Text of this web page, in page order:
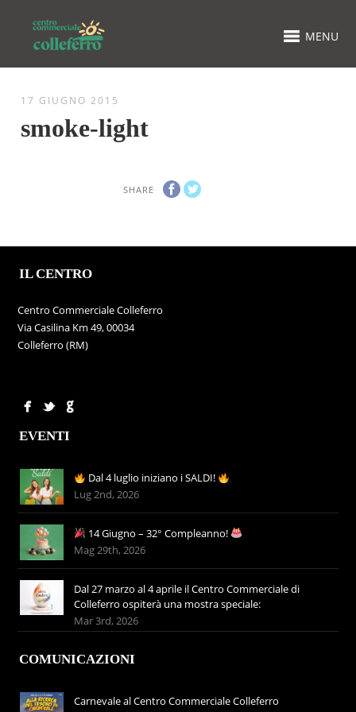
MENU
17 GIUGNO 2015
smoke-light
SHARE
IL CENTRO
Centro Commerciale Colleferro
Via Casilina Km 49, 00034
Colleferro (RM)
EVENTI
Dal 4 luglio iniziano i SALDI!
Lug 2nd, 2026
14 Giugno – 32° Compleanno!
Mag 29th, 2026
Dal 27 marzo al 4 aprile il Centro Commerciale di
Colleferro ospiterà una mostra speciale:
Mar 3rd, 2026
COMUNICAZIONI
Carnevale al Centro Commerciale Colleferro